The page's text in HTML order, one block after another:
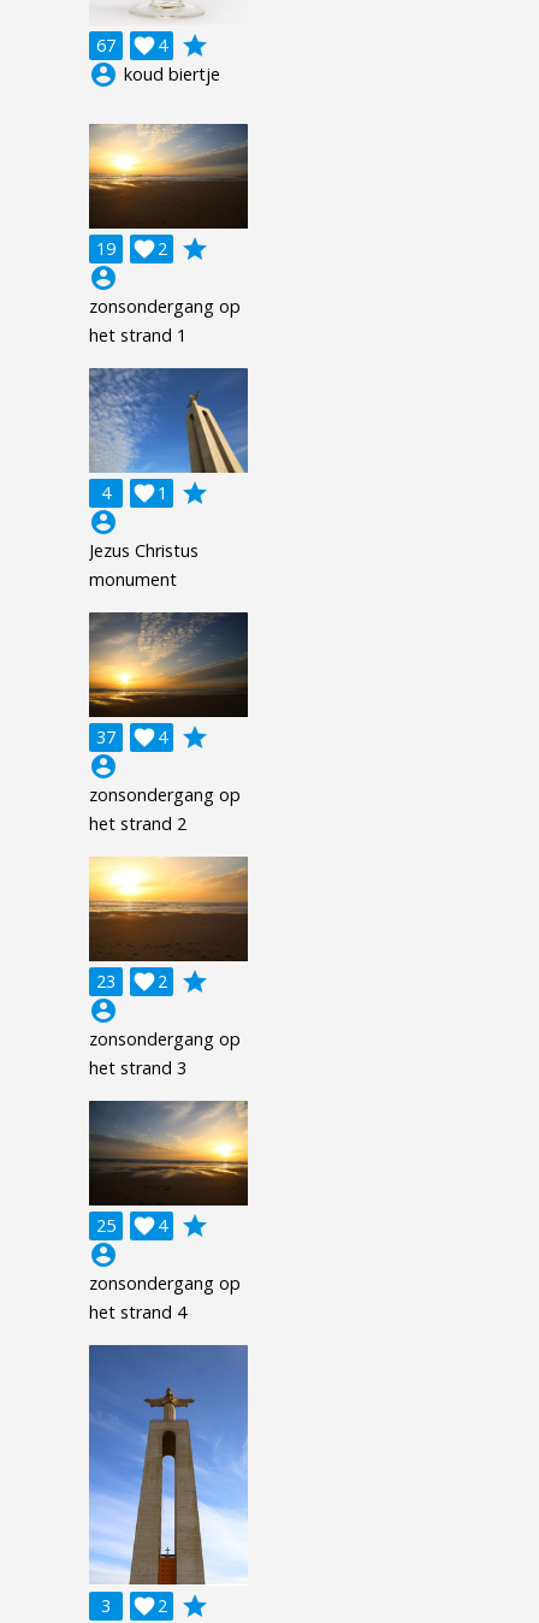
67 4

grade
account_circle koud biertje
19 2

grade
account_circle
zonsondergang op
het strand 1
4 1

grade
account_circle
Jezus Christus
monument
37 4

grade
account_circle
zonsondergang op
het strand 2
23 2

grade
account_circle
zonsondergang op
het strand 3
25 4

grade
account_circle
zonsondergang op
het strand 4
3 2

grade